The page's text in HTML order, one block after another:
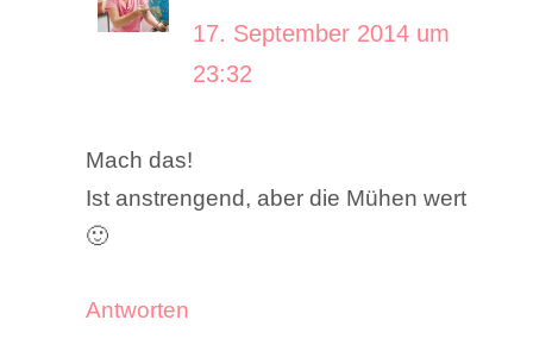
17. September 2014 um
23:32
Mach das!
Ist anstrengend, aber die Mühen wert
🙂
Antworten